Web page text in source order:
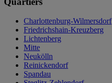
Charlottenburg-Wilmersdorf
Friedrichshain-Kreuzberg
Lichtenberg
Mitte
Neukölln
Reinickendorf
Spandau